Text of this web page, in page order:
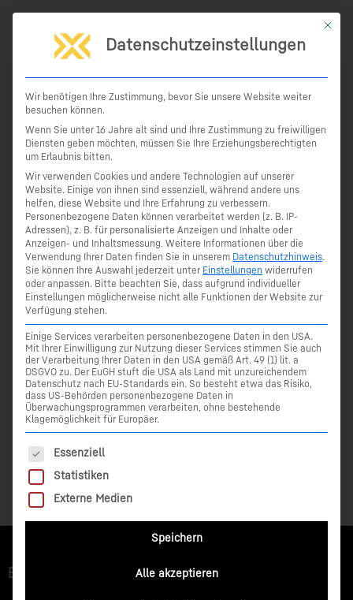
Leica CSX8 – ein robustes Android-Tablet
Leica CSX8 - ein robustes Android-Tablet
Dank des ergonomischen Designs liegt es gut in der Hand
und das Display ist auch bei hellem Sonnenlicht gut
lesbar. Kommunizieren Sie vom Feld aus mit dem Büro und
erfassen und übertragen Sie mühelos Daten, um einen
vollständig vernetzten GIS- und Messablauf zu erzielen.
Download
Büro Rostock
Mit
Datenschutzeinstellungen
Wir benötigen Ihre Zustimmung, bevor Sie unsere Website weiter
besuchen können.
Wenn Sie unter 16 Jahre alt sind und Ihre Zustimmung zu freiwilligen
Diensten geben möchten, müssen Sie Ihre Erziehungsberechtigten
um Erlaubnis bitten.
Wir verwenden Cookies und andere Technologien auf unserer
Website. Einige von ihnen sind essenziell, während andere uns
helfen, diese Website und Ihre Erfahrung zu verbessern.
Personenbezogene Daten können verarbeitet werden (z. B. IP-
Adressen), z. B. für personalisierte Anzeigen und Inhalte oder
Anzeigen- und Inhaltsmessung. Weitere Informationen über die
Verwendung Ihrer Daten finden Sie in unserem Datenschutzhinweis.
Sie können Ihre Auswahl jederzeit unter Einstellungen widerrufen
oder anpassen. Bitte beachten Sie, dass aufgrund individueller
Einstellungen möglicherweise nicht alle Funktionen der Website zur
Verfügung stehen.
Einige Services verarbeiten personenbezogene Daten in den USA.
Mit Ihrer Einwilligung zur Nutzung dieser Services stimmen Sie auch
der Verarbeitung Ihrer Daten in den USA gemäß Art. 49 (1) lit. a
DSGVO zu. Der EuGH stuft die USA als Land mit unzureichendem
Datenschutz nach EU-Standards ein. So besteht etwa das Risiko,
dass US-Behörden personenbezogene Daten in
Überwachungsprogrammen verarbeiten, ohne bestehende
Klagemöglichkeit für Europäer.
Es folgt eine Liste der Service-Gruppen, für die eine
Essenziell
Statistiken
Externe Medien
Speichern
Alle akzeptieren